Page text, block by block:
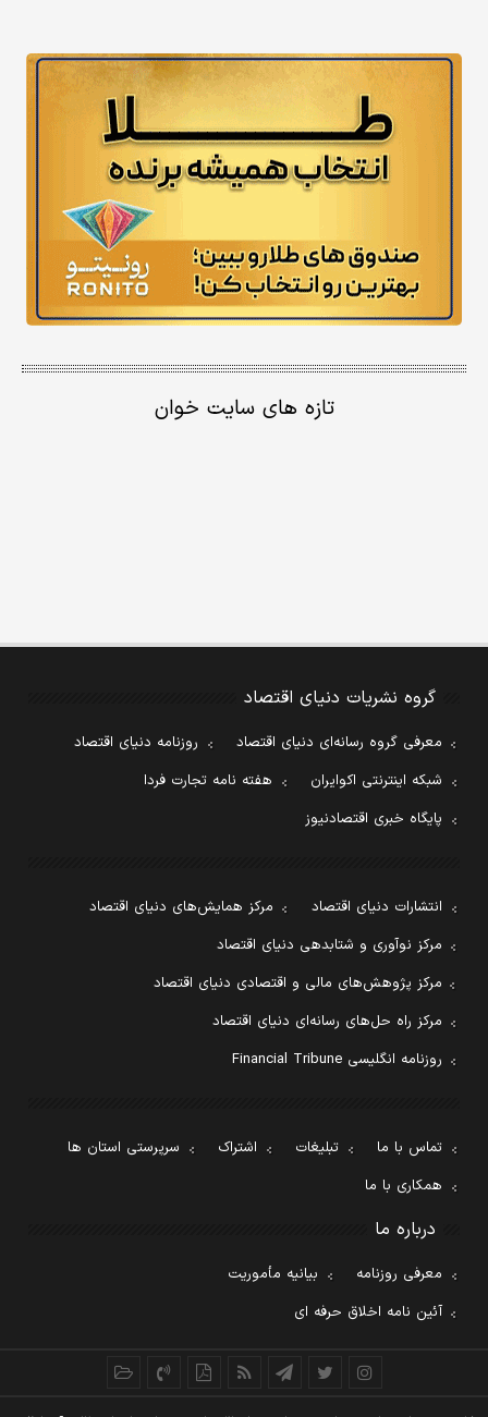
تازه های سایت خوان
گروه نشریات دنیای اقتصاد
معرفی گروه رسانه‌ای دنیای اقتصاد
روزنامه دنیای اقتصاد
شبکه اینترنتی اکوایران
هفته نامه تجارت فردا
پایگاه خبری اقتصادنیوز
انتشارات دنیای اقتصاد
مرکز همایش‌های دنیای اقتصاد
مرکز نوآوری و شتابدهی دنیای اقتصاد
مرکز پژوهش‌های مالی و اقتصادی دنیای اقتصاد
مرکز راه حل‌های رسانه‌ای دنیای اقتصاد
روزنامه انگلیسی Financial Tribune
تماس با ما تبلیغات اشتراک
سرپرستی استان ها
همکاری با ما
درباره ما
معرفی روزنامه
بیانیه مأموریت
آئین نامه اخلاق حرفه ای